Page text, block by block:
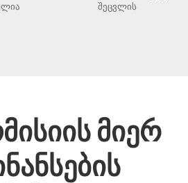
შეცვლის
მიერ